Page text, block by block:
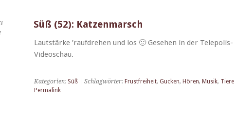
Süß (52): Katzenmarsch
Laut­stärke ’rauf­drehen und los 🙂 Gese­hen in der Telepolis-
Videoschau.
Kategorien: Süß| Schlagwörter: Frustfreiheit, Gucken, Hören, Musik, Tiere|
Permalink